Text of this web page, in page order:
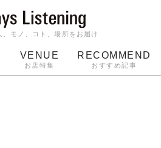
、モノ、コト、場所をお届け
VENUE
お店特集
RECOMMEND
おすすめ記事